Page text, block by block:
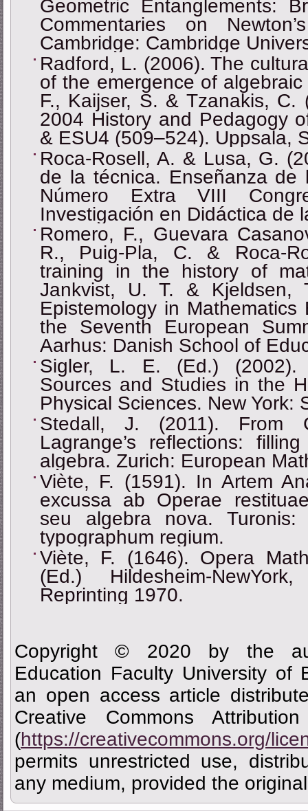
Geometric Entanglements:
Commentaries on
Cambridge: Cambridge
Radford, L. (2006). The
of the emergence of
F., Kaijser, S. & Tzanakis,
2004 History and Pedagogy
& ESU4 (509‒524). Uppsala,
Roca-Rosell, A. & Lusa, G.
de la técnica. Enseñanza de
Número Extra VIII
Investigación en Didáctica de
Romero, F., Guevara
R., Puig-Pla, C. & Roca-
training in the history of
Jankvist, U. T. & Kjeldsen,
Epistemology in
the Seventh European
Aarhus: Danish School of
Sigler, L. E. (Еd.) (2002).
Sources and Studies in the
Physical Sciences. New York:
Stedall, J. (2011). From
Lagrange’s reflections:
algebra. Zurich: European
Viète, F. (1591). In Artem
excussa ab Operae
seu algebra nova. Turonis:
typographum regium.
Viète, F. (1646). Opera
(Еd.) Hildesheim-
Reprinting 1970.
Copyright © 2020 by the
Education Faculty University of
an open access article
Creative Commons
(https://creativecommons.org/
permits unrestricted use,
any medium, provided the